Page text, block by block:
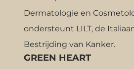
Dermatologie en
ondersteunt LILT, de
Bestrijding van Kanker.
GREEN HEART